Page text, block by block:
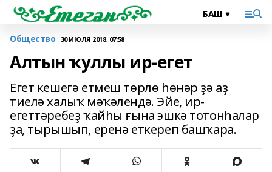
Общество 30 ИЮЛЯ 2018, 07:58
Алтын ҡуллы ир-егет
Егет кешегә етмеш төрлө һөнәр ҙә аҙ
тиелә халыҡ мәҡәлендә. Эйе, ир-
егеттәребеҙ ҡайһы ғына эшкә тотонһалар
ҙа, тырышып, еренә еткереп башҡара.